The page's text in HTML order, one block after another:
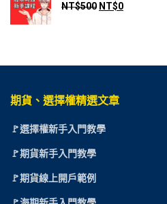
NT$500 NT$0
期貨、選擇權精選文章
🚩選擇權新手入門教學
🚩期貨新手入門教學
🚩期貨線上開戶範例